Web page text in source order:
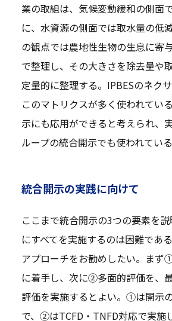
業の取組は、気候変動緩和の側面
に、水資源の側面では取水量の低
の観点では農地性生物の生息に寄
で整理し、その大きさを除去量や
定量的に整理する。IPBESのネク
このマトリクスが多く使われてい
示にも応用ができると考えられ、
ループの統合開示でも使われている
統合開示の実践に向けて
ここまで統合開示の3つの要素を
にすべてを実施するのは困難であ
アプローチをお勧めしたい。まず
に着手し、次に②多面的評価を、
評価を実施するとよい。①は開示
で、②はTCFD・TNFD対応で実施